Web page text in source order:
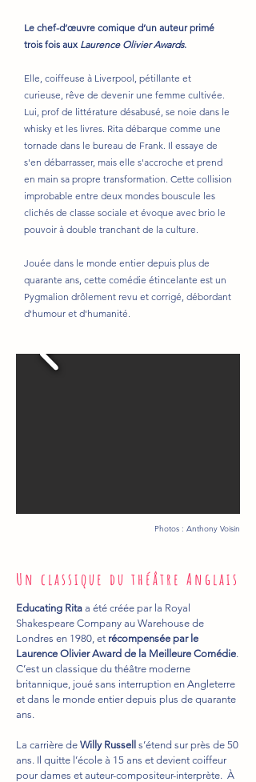
Le chef-d’œuvre comique d’un auteur primé
trois fois aux Laurence Olivier Awards.
Elle, coiffeuse à Liverpool, pétillante et
curieuse, rêve de devenir une femme cultivée.
Lui, prof de littérature désabusé, se noie dans le
whisky et les livres. Rita débarque comme une
tornade dans le bureau de Frank. Il essaye de
s'en débarrasser, mais elle s'accroche et prend
en main sa propre transformation. Cette collision
improbable entre deux mondes bouscule les
clichés de classe sociale et évoque avec brio le
pouvoir à double tranchant de la culture.
Jouée dans le monde entier depuis plus de
quarante ans, cette comédie étincelante est un
Pygmalion drôlement revu et corrigé, débordant
d'humour et d'humanité.
Photos : Anthony Voisin
Un classique du théâtre Anglais
Educating Rita a été créée par la Royal
Shakespeare Company au Warehouse de
Londres en 1980, et récompensée par le
Laurence Olivier Award de la Meilleure Comédie.
C’est un classique du théâtre moderne
britannique, joué sans interruption en Angleterre
et dans le monde entier depuis plus de quarante
ans.
La carrière de Willy Russell s’étend sur près de 50
ans. Il quitte l’école à 15 ans et devient coiffeur
pour dames et auteur-compositeur-interprète. À